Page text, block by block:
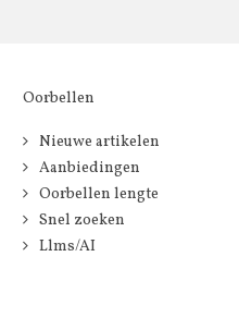
Oorbellen
Nieuwe artikelen
Aanbiedingen
Oorbellen lengte
Snel zoeken
Llms/AI